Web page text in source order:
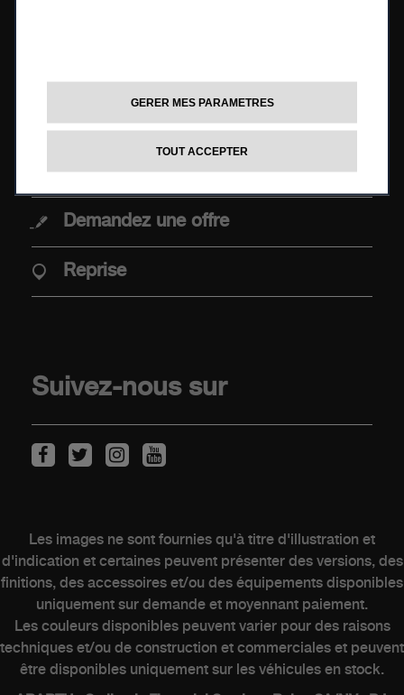
Nouvelle Abarth 600e
ACHAT
Offres
Points de vente
Reprise
CLIENTS
Entretien des véhicules électriques
Kits & Accessoires
Contacter un concessionnaire
Offres
Essai
Demandez une offre
Reprise
Suivez-nous sur
Les images ne sont fournies qu'à titre d'illustration et
d'indication et certaines peuvent présenter des versions, des
finitions, des accessoires et/ou des équipements disponibles
uniquement sur demande et moyennant paiement.
Les couleurs disponibles peuvent varier pour des raisons
techniques et/ou de construction et commerciales et peuvent
être disponibles uniquement sur les véhicules en stock.
GERER MES PARAMETRES
TOUT ACCEPTER